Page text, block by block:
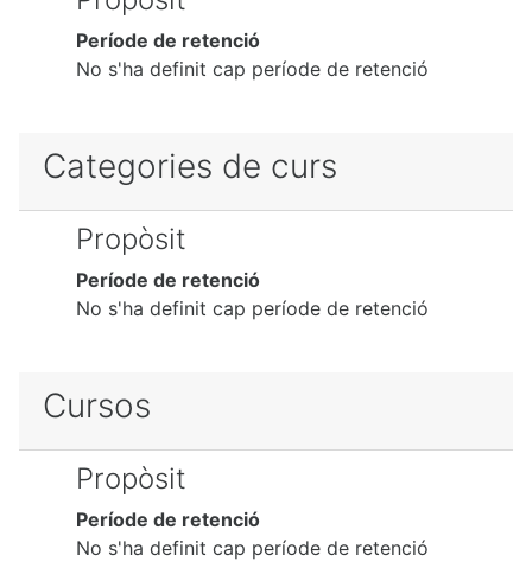
Període de retenció
No s'ha definit cap període de retenció
Categories de curs
Propòsit
Període de retenció
No s'ha definit cap període de retenció
Cursos
Propòsit
Període de retenció
No s'ha definit cap període de retenció